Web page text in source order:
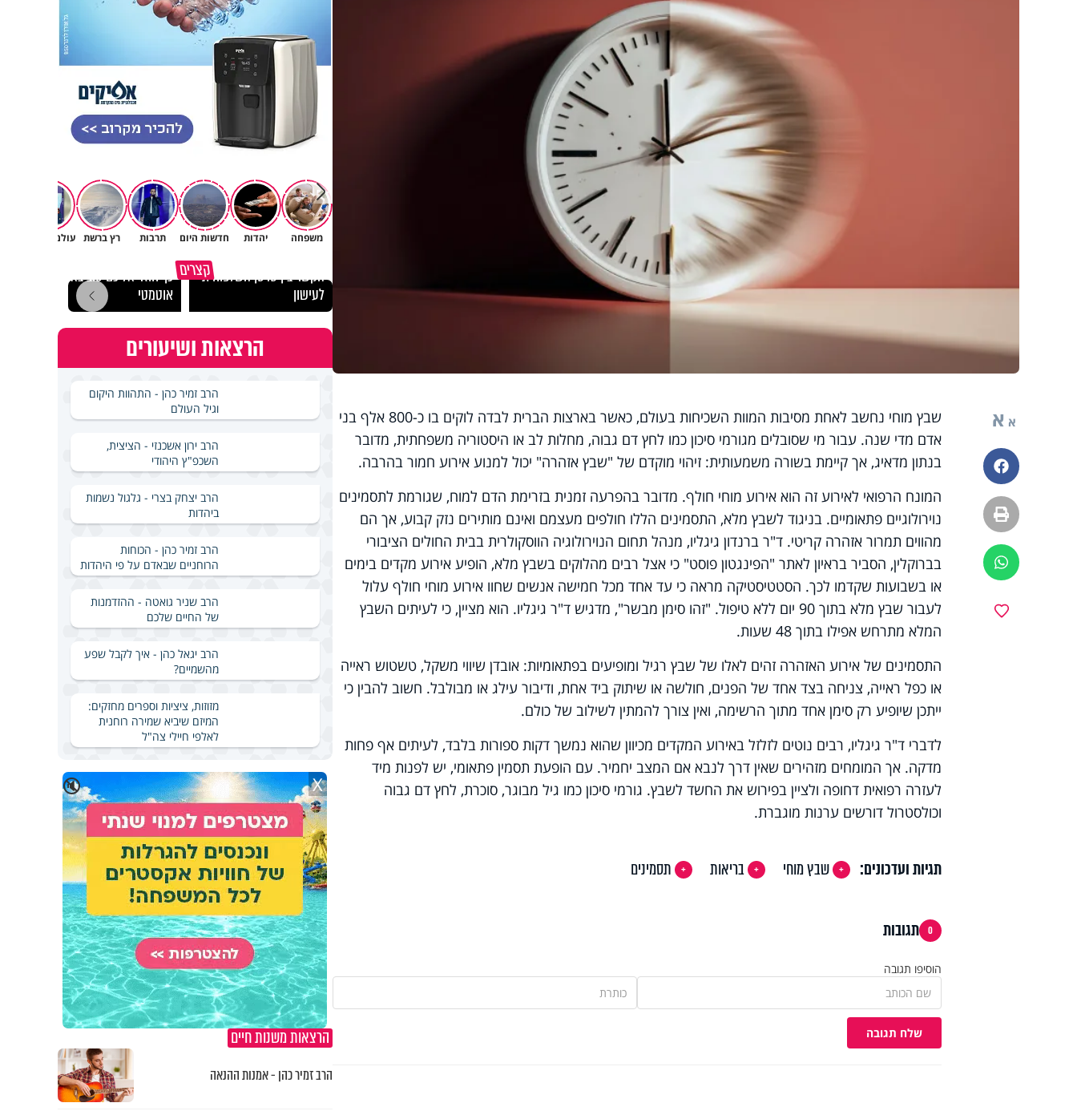
א א
פייסבוק
הדפסה
ווטסאפ
שבץ מוחי נחשב לאחת מסיבות המוות השכיחות בעולם, כאשר בארצות הברית לבדה לוקים בו כ-800 אלף בני
אדם מדי שנה. עבור מי שסובלים מגורמי סיכון כמו לחץ דם גבוה, מחלות לב או היסטוריה משפחתית, מדובר
בנתון מדאיג, אך קיימת בשורה משמעותית: זיהוי מוקדם של "שבץ אזהרה" יכול למנוע אירוע חמור בהרבה.
המונח הרפואי לאירוע זה הוא אירוע מוחי חולף. מדובר בהפרעה זמנית בזרימת הדם למוח, שגורמת לתסמינים
נוירולוגיים פתאומיים. בניגוד לשבץ מלא, התסמינים הללו חולפים מעצמם ואינם מותירים נזק קבוע, אך הם
מהווים תמרור אזהרה קריטי. ד"ר ברנדון גיגליו, מנהל תחום הנוירולוגיה הווסקולרית בבית החולים הציבורי
בברוקלין, הסביר בראיון לאתר "הפינגטון פוסט" כי אצל רבים מהלוקים בשבץ מלא, הופיע אירוע מקדים בימים
או בשבועות שקדמו לכך. הסטטיסטיקה מראה כי עד אחד מכל חמישה אנשים שחוו אירוע מוחי חולף עלול
לעבור שבץ מלא בתוך 90 יום ללא טיפול. "זהו סימן מבשר", מדגיש ד"ר גיגליו. הוא מציין, כי לעיתים השבץ
המלא מתרחש אפילו בתוך 48 שעות.
התסמינים של אירוע האזהרה זהים לאלו של שבץ רגיל ומופיעים בפתאומיות: אובדן שיווי משקל, טשטוש ראייה
או כפל ראייה, צניחה בצד אחד של הפנים, חולשה או שיתוק ביד אחת, ודיבור עילג או מבולבל. חשוב להבין כי
ייתכן שיופיע רק סימן אחד מתוך הרשימה, ואין צורך להמתין לשילוב של כולם.
לדברי ד"ר גיגליו, רבים נוטים לזלזל באירוע המקדים מכיוון שהוא נמשך דקות ספורות בלבד, לעיתים אף פחות
מדקה. אך המומחים מזהירים שאין דרך לנבא אם המצב יחמיר. עם הופעת תסמין פתאומי, יש לפנות מיד
לעזרה רפואית דחופה ולציין בפירוש את החשד לשבץ. גורמי סיכון כמו גיל מבוגר, סוכרת, לחץ דם גבוה
וכולסטרול דורשים ערנות מוגברת.
תגיות ועדכונים: שבץ מוחי בריאות תסמינים
0 תגובות
הוסיפו תגובה
שלח תגובה
משפחה יהדות חדשות היום תרבות רץ ברשת עולם הילדים
קצריםהקשר בין סרטן השלפוחית
לעישון
כך חוזר אליכם טוב באופן
אוטמטי
הרצאות ושיעורים
הרב זמיר כהן - התהוות היקום
וגיל העולם
הרב ירון אשכנזי - הציצית,
השכפ"ץ היהודי
הרב יצחק בצרי - גלגול נשמות
ביהדות
הרב זמיר כהן - הכוחות
הרוחניים שבאדם על פי היהדות
הרב שניר גואטה - ההזדמנות
של החיים שלכם
הרב יגאל כהן - איך לקבל שפע
מהשמיים?
מזוזות, ציציות וספרים מחזקים:
המיזם שיביא שמירה רוחנית
לאלפי חיילי צה"ל
🔇 X
הרצאות משנות חיים
הרב זמיר כהן - אמנות ההנאה